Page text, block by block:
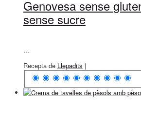
Genovesa sense
sense sucre
...
Recepta de Llepadits |